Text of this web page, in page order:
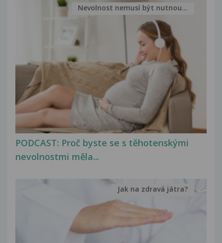
PODCAST: Proč byste se s těhotenskými
nevolnostmi měla...
Nevolnost nemusí být nutnou...
Jak na zdravá játra?